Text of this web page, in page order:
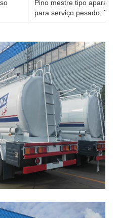
Pino mestre tipo
para serviço pesado;